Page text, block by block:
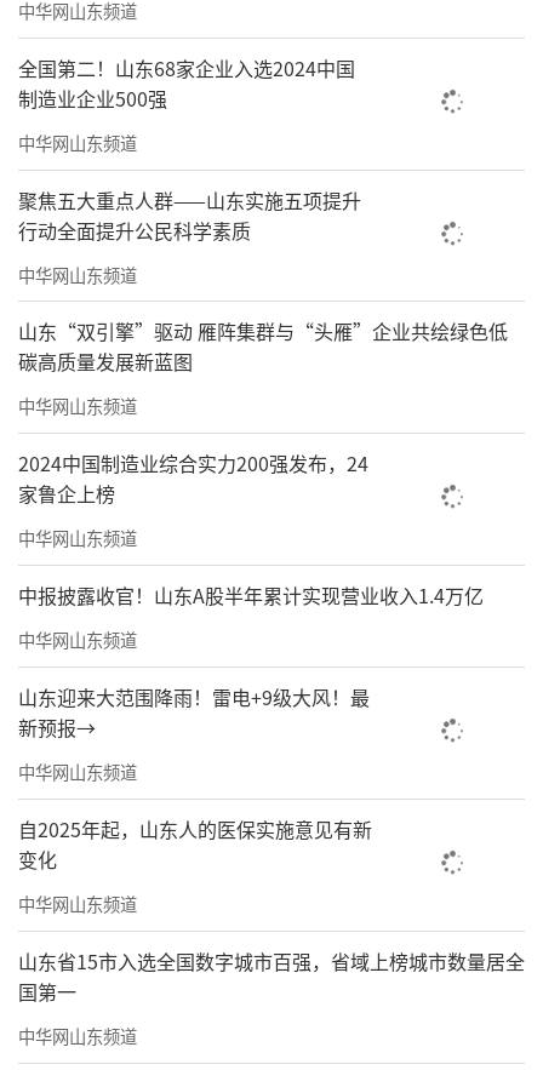
中华网山东频道
全国第二！山东68家企业入选2024中国
制造业企业500强
中华网山东频道
聚焦五大重点人群——山东实施五项提升
行动全面提升公民科学素质
中华网山东频道
山东“双引擎”驱动 雁阵集群与“头雁”企业共绘绿色低
碳高质量发展新蓝图
中华网山东频道
2024中国制造业综合实力200强发布，24
家鲁企上榜
中华网山东频道
中报披露收官！山东A股半年累计实现营业收入1.4万亿
中华网山东频道
山东迎来大范围降雨！雷电+9级大风！最
新预报→
中华网山东频道
自2025年起，山东人的医保实施意见有新
变化
中华网山东频道
山东省15市入选全国数字城市百强，省域上榜城市数量居全
国第一
中华网山东频道